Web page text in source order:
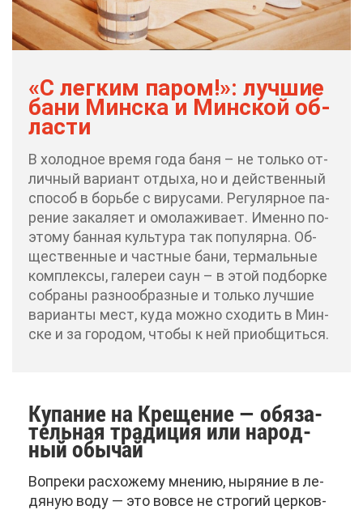
«С лег­ким па­ром!»: луч­шие
ба­ни Мин­ска и Мин­ской об­
ла­сти
В хо­лод­ное вре­мя го­да ба­ня – не толь­ко от­
лич­ный ва­ри­ант от­ды­ха, но и дей­ствен­ный
спо­соб в борь­бе с ви­ру­са­ми. Ре­гу­ляр­ное па­
ре­ние за­ка­ля­ет и омо­ла­жи­ва­ет. Имен­но по­
это­му бан­ная куль­ту­ра так по­пу­ляр­на. Об­
ще­ствен­ные и част­ные ба­ни, тер­маль­ные
ком­плек­сы, га­ле­реи саун – в этой под­бор­ке
со­бра­ны раз­но­об­раз­ные и толь­ко луч­шие
ва­ри­ан­ты мест, ку­да мож­но схо­дить в Мин­
ске и за го­ро­дом, что­бы к ней при­об­щить­ся.
Ку­па­ние на Кре­ще­ние — обя­за­
тель­ная тра­ди­ция или на­род­
ный обы­чай
Во­пре­ки рас­хо­же­му мне­нию, ны­ря­ние в ле­
дя­ную во­ду — это во­все не стро­гий цер­ков­